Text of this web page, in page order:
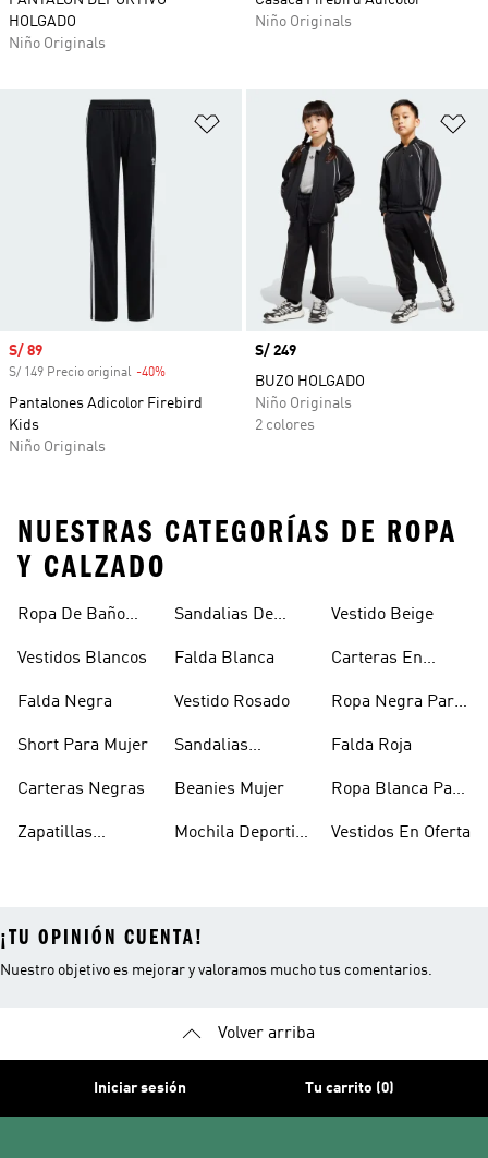
HOLGADO
Niño Originals
Niño Originals
Añadir a la lista de deseos
Precio de venta
S/ 89
S/ 149 Precio original -40%
Pantalones Adicolor Firebird
Kids
Niño Originals
Precio
S/ 249
BUZO HOLGADO
Niño Originals
2 colores
NUESTRAS CATEGORÍAS DE ROPA
Y CALZADO
Ropa De Baño
Vestidos Blancos
Falda Negra
Short Para Mujer
Carteras Negras
Zapatillas
Sandalias De
Mujer
Falda Blanca
Vestido Rosado
Sandalias
Beanies Mujer
Mochila Deportiva
Vestido Beige
Carteras En
Ropa Negra Para
Falda Roja
Ropa Blanca Para
Vestidos En Oferta
¡TU OPINIÓN CUENTA!
Nuestro objetivo es mejorar y valoramos mucho tus comentarios.
Volver arriba
Iniciar sesión Tu carrito (0)